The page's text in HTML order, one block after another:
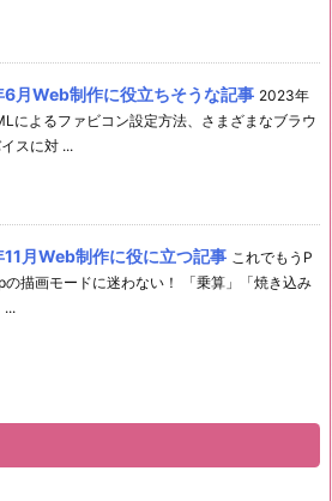
月Web制作に役立ちそうな記事 2023年
によるファビコン設定方法、さまざまなブラウ
スに対 ...
月Web制作に役に立つ記事 これでもうP
の描画モードに迷わない！ 「乗算」「焼き込み
...